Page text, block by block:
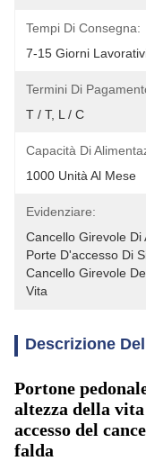
Tempi Di Consegna:
7-15 Giorni
Termini Di
T / T, L / C
Capacità Di
1000 Unità Al Mese
Evidenziare:
Cancello Girevole Di
Porte D'accesso Di
Cancello Girevole
Vita
Descrizione
Portone
altezza della
accesso del
falda